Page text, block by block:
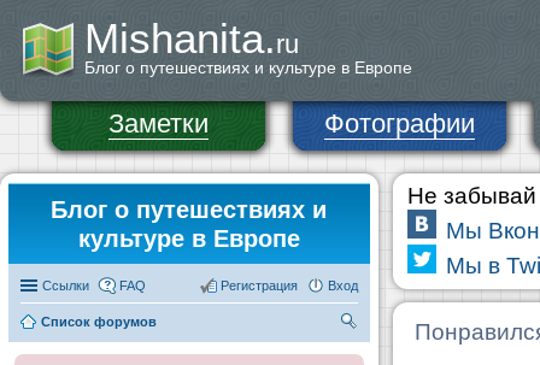
Mishanita.ru
Блог о путешествиях и культуре в Европе
Заметки Фотографии
Блог о путешествиях и
культуре в Европе
Ссылки FAQ Вход
Регистрация
Список форумов
Не забывай
Мы
Мы в